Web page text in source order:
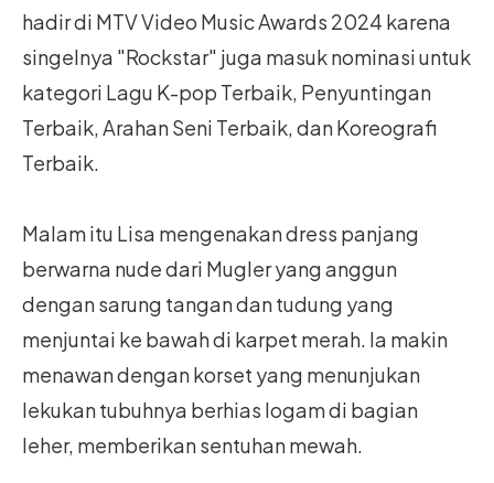
hadir di MTV Video Music Awards 2024 karena
singelnya "Rockstar" juga masuk nominasi untuk
kategori Lagu K-pop Terbaik, Penyuntingan
Terbaik, Arahan Seni Terbaik, dan Koreografi
Terbaik.
Malam itu Lisa mengenakan dress panjang
berwarna nude dari Mugler yang anggun
dengan sarung tangan dan tudung yang
menjuntai ke bawah di karpet merah. Ia makin
menawan dengan korset yang menunjukan
lekukan tubuhnya berhias logam di bagian
leher, memberikan sentuhan mewah.